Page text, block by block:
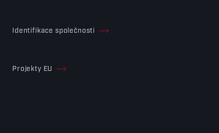
Identifikace společnosti
Projekty EU